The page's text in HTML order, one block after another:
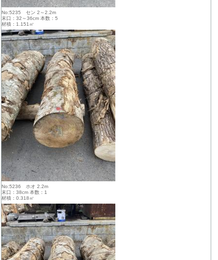
No:5235 セン 2～2.2m
末口：32～36cm 本数：5
材積：1.151㎥
No:5236 ホオ 2.2m
末口：38cm 本数：1
材積：0.318㎥